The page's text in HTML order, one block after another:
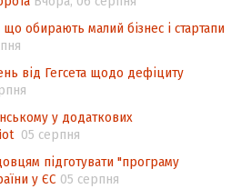
відображення сенсу
у стратегічних
документах
обирають малий бізнес і стартапи
від Гегсета щодо дефіциту
у додаткових
05 серпня
підготувати "програму
у ЄС 05 серпня